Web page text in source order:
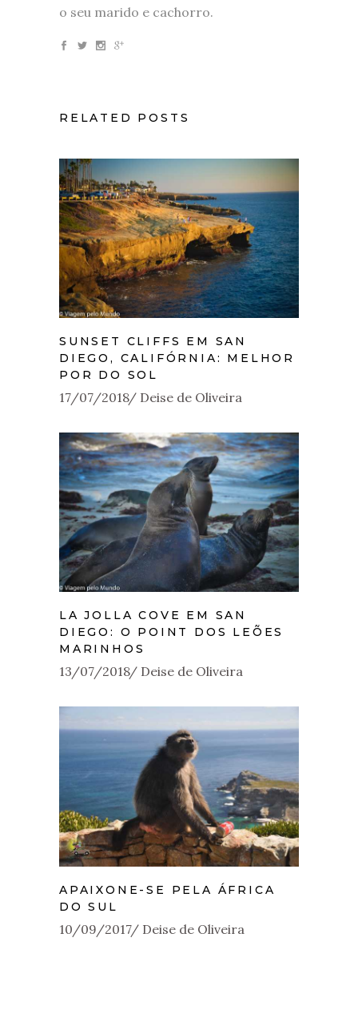
o seu marido e cachorro.
RELATED POSTS
SUNSET CLIFFS EM SAN
DIEGO, CALIFÓRNIA: MELHOR
POR DO SOL
17/07/2018 Deise de Oliveira
LA JOLLA COVE EM SAN
DIEGO: O POINT DOS LEÕES
MARINHOS
13/07/2018 Deise de Oliveira
APAIXONE-SE PELA ÁFRICA
DO SUL
10/09/2017 Deise de Oliveira